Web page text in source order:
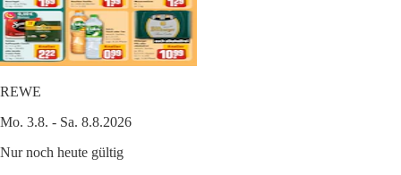
REWE
Mo. 3.8. - Sa. 8.8.2026
Nur noch heute gültig